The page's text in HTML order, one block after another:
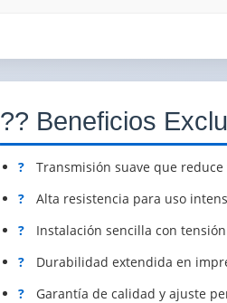
?? Beneficios
?
Transmisión suave que
?
Alta resistencia para uso
?
Instalación sencilla con
?
Durabilidad extendida en
?
Garantía de calidad y ajuste